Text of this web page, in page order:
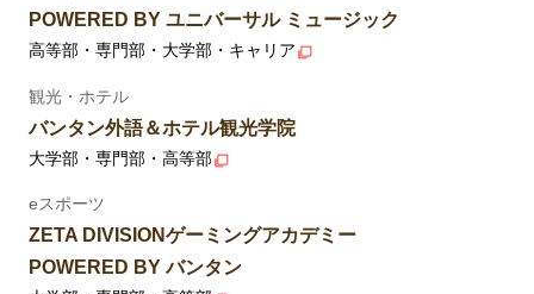
POWERED BY ユニバーサル ミュージック
高等部・専門部・大学部・キャリア
観光・ホテル
バンタン外語＆ホテル観光学院
大学部・専門部・高等部
eスポーツ
ZETA DIVISIONゲーミングアカデミー
POWERED BY バンタン